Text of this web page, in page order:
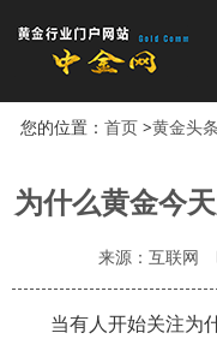
您的位置： 首页>黄金头条
为什么黄金今
来源：互联网
当有人开始关注为